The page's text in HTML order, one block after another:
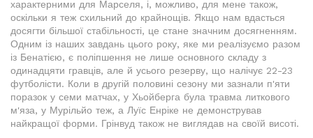
характерними для Марселя, і, можливо, для мене також,
оскільки я теж схильний до крайнощів. Якщо нам вдасться
досягти більшої стабільності, це стане значним досягненням.
Одним із наших завдань цього року, яке ми реалізуємо разом
із Бенатією, є поліпшення не лише основного складу з
одинадцяти гравців, але й усього резерву, що налічує 22-23
футболісти. Коли в другій половині сезону ми зазнали п'яти
поразок у семи матчах, у Хьойберга була травма литкового
м'яза, у Мурільйо теж, а Луїс Енріке не демонстрував
найкращої форми. Грінвуд також не виглядав на своїй висоті.